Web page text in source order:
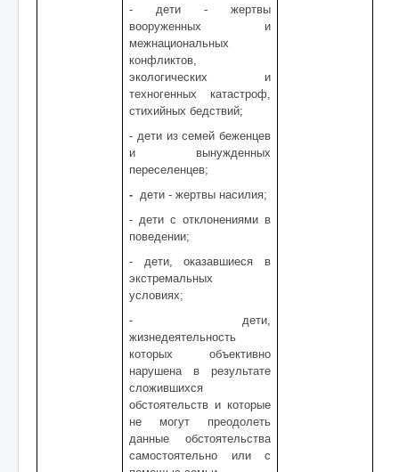
- дети - жертвы
вооруженных и
межнациональных
конфликтов,
экологических и
техногенных катастроф,
стихийных бедствий;
- дети из семей беженцев
и вынужденных
переселенцев;
- дети - жертвы насилия;
- дети с отклонениями в
поведении;
- дети, оказавшиеся в
экстремальных
условиях;
- дети,
жизнедеятельность
которых объективно
нарушена в результате
сложившихся
обстоятельств и которые
не могут преодолеть
данные обстоятельства
самостоятельно или с